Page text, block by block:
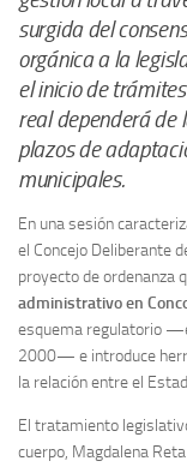
surgida del
orgánica a la
el inicio de
real dependerá de
plazos de
municipales.
En una sesión
el Concejo Deliberante
proyecto de ordenanza
administrativo en
esquema regulatorio
2000— e introduce
la relación entre el
El tratamiento
cuerpo, Magdalena